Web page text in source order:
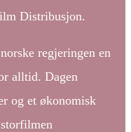
Distribusjon.
regjeringen en
alltid. Dagen
og et økonomisk